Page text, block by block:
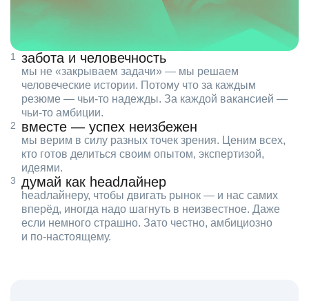
забота и человечность
мы не «закрываем задачи» — мы решаем
человеческие истории. Потому что за каждым
резюме — чьи‑то надежды. За каждой вакансией —
чьи‑то амбиции.
вместе — успех неизбежен
мы верим в силу разных точек зрения. Ценим всех,
кто готов делиться своим опытом, экспертизой,
идеями.
думай как headлайнер
headлайнеру, чтобы двигать рынок — и нас самих
вперёд, иногда надо шагнуть в неизвестное. Даже
если немного страшно. Зато честно, амбициозно
и по‑настоящему.